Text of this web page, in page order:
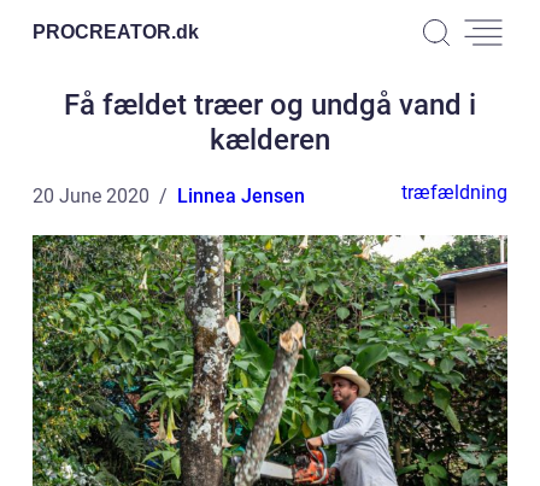
PROCREATOR.dk
Få fældet træer og undgå vand i
kælderen
20 June 2020 Linnea Jensen træfældning